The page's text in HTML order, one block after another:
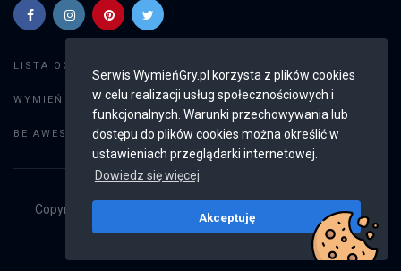
Serwis WymieńGry.pl korzysta z plików cookies
w celu realizacji usług społecznościowych i
funkcjonalnych. Warunki przechowywania lub
dostępu do plików cookies można określić w
ustawieniach przeglądarki internetowej.
Dowiedz się więcej
Akceptuję
LISTA OGŁOSZEŃ:
WYMIEŃ GRY: Dodaj ogłoszenie
BE AWESOME: Weryfikacja konta
Copyright © 2019 - 2026
Wszystkie prawa
v2.8.3